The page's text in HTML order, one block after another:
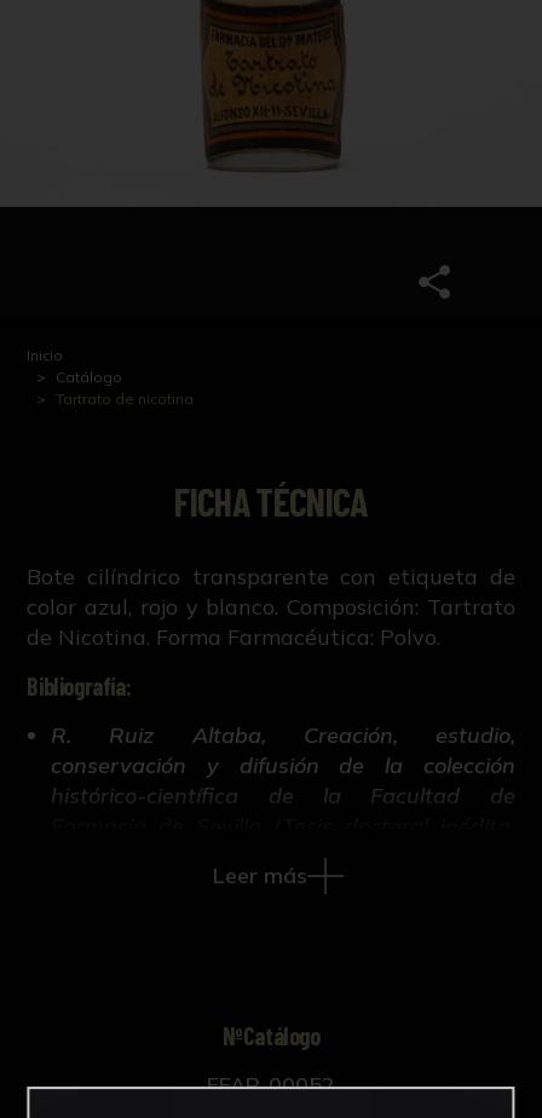
Inicio
Catálogo
Tartrato de nicotina
FICHA TÉCNICA
Bote cilíndrico transparente con etiqueta de
color azul, rojo y blanco. Composición: Tartrato
de Nicotina. Forma Farmacéutica: Polvo.
Bibliografía:
R. Ruiz Altaba, Creación, estudio,
conservación y difusión de la colección
histórico-científica de la Facultad de
421-663, Universidad de Sevilla, 2018).
Leer más
NºCatálogo
FFAR-00052